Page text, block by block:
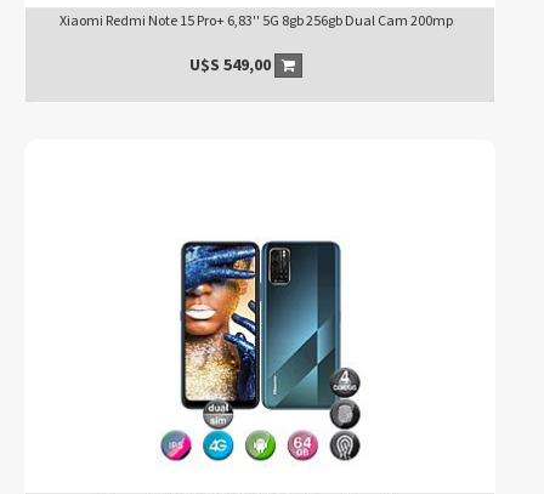
Xiaomi Redmi Note 15 Pro+ 6,83'' 5G 8gb 256gb Dual Cam 200mp
U$S 549,00